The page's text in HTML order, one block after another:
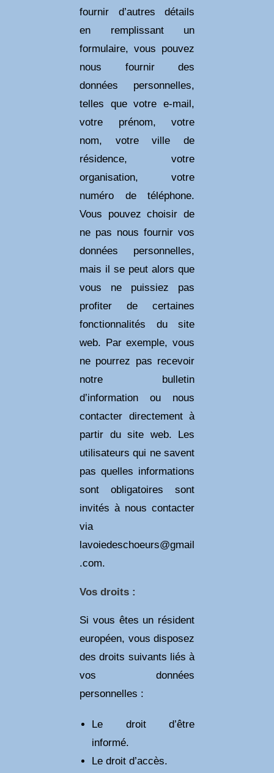
fournir d’autres détails
en remplissant un
formulaire, vous pouvez
nous fournir des
données personnelles,
telles que votre e-mail,
votre prénom, votre
nom, votre ville de
résidence, votre
organisation, votre
numéro de téléphone.
Vous pouvez choisir de
ne pas nous fournir vos
données personnelles,
mais il se peut alors que
vous ne puissiez pas
profiter de certaines
fonctionnalités du site
web. Par exemple, vous
ne pourrez pas recevoir
notre bulletin
d’information ou nous
contacter directement à
partir du site web. Les
utilisateurs qui ne savent
pas quelles informations
sont obligatoires sont
invités à nous contacter
via
lavoiedeschoeurs@gmail
.com.
Vos droits :
Si vous êtes un résident
européen, vous disposez
des droits suivants liés à
vos données
personnelles :
Le droit d’être
informé.
Le droit d’accès.